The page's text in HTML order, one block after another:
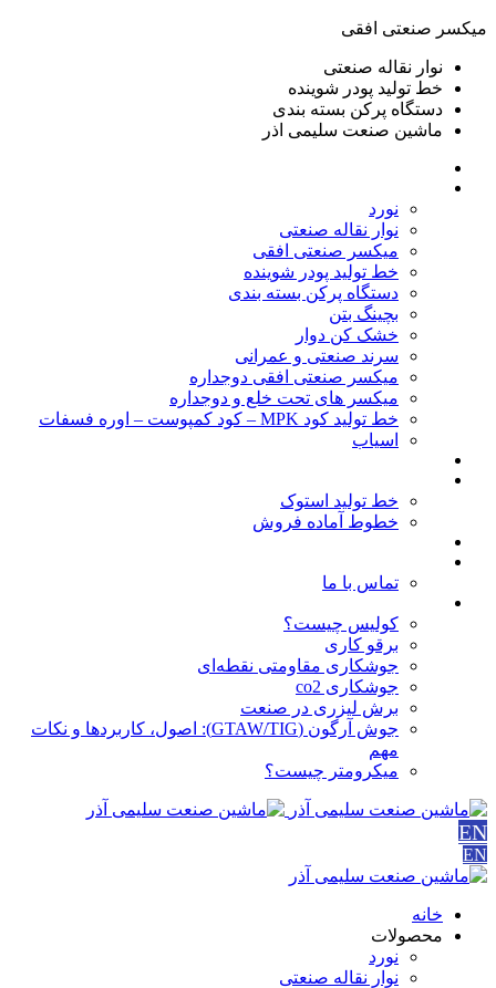
ميكسر صنعتی افقی
نوار نقاله صنعتی
خط تولید پودر شوينده
دستگاه پرکن بسته بندی
ماشين صنعت سليمی اذر
نورد
نوار نقاله صنعتی
ميكسر صنعتی افقی
خط تولید پودر شوينده
دستگاه پرکن بسته بندی
بچينگ بتن
خشک کن دوار
سرند صنعتی و عمرانی
میکسر صنعتی افقی دوجداره
میکسر های تحت خلع و دوجداره
خط تولید کود MPK – کود کمپوست – اوره فسفات
اسیاب
خط تولید استوک
خطوط آماده فروش
تماس با ما
کولیس چیست؟
برقو کاری
جوشکاری مقاومتی نقطه‌ای
جوشکاری co2
برش لیزری در صنعت
جوش آرگون (GTAW/TIG): اصول، کاربردها و نکات
مهم
میکرومتر چیست؟
EN
EN
خانه
محصولات
نورد
نوار نقاله صنعتی